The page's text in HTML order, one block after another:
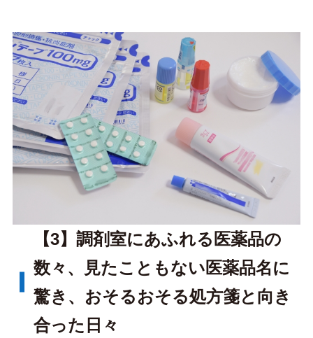
【3】調剤室にあふれる医薬品の
数々、見たこともない医薬品名に
驚き、おそるおそる処方箋と向き
合った日々